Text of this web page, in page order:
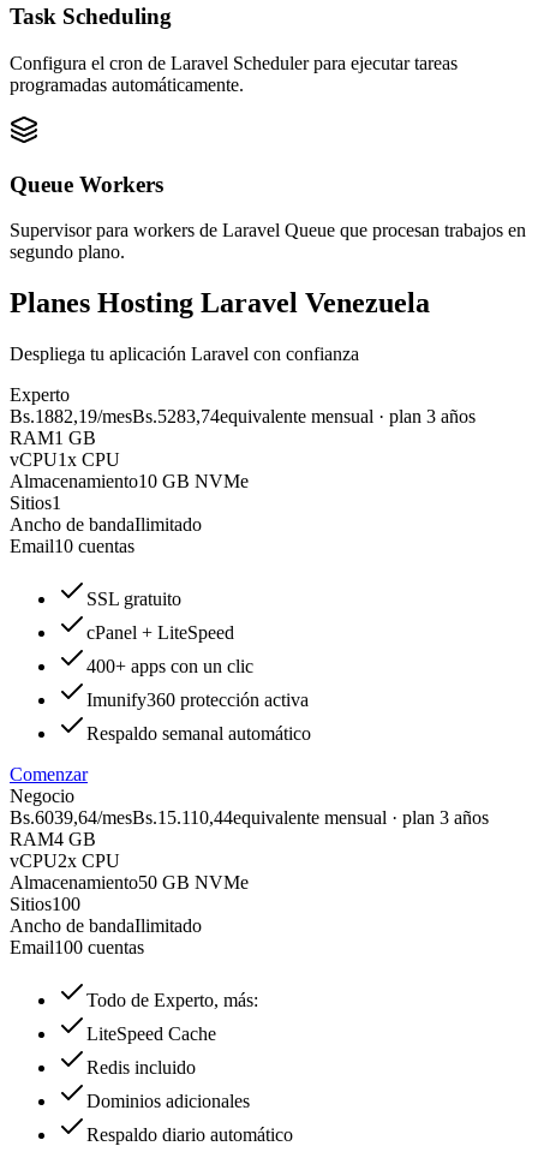
Task Scheduling
Configura el cron de Laravel Scheduler para ejecutar tareas
programadas automáticamente.
Queue Workers
Supervisor para workers de Laravel Queue que procesan trabajos en
segundo plano.
Planes Hosting Laravel Venezuela
Despliega tu aplicación Laravel con confianza
Experto
Bs.1882,19/mesBs.5283,74equivalente mensual · plan 3 años
RAM1 GB
vCPU1x CPU
Almacenamiento10 GB NVMe
Sitios1
Ancho de bandaIlimitado
Email10 cuentas
SSL gratuito
cPanel + LiteSpeed
400+ apps con un clic
Imunify360 protección activa
Respaldo semanal automático
Comenzar
Negocio
Bs.6039,64/mesBs.15.110,44equivalente mensual · plan 3 años
RAM4 GB
vCPU2x CPU
Almacenamiento50 GB NVMe
Sitios100
Ancho de bandaIlimitado
Email100 cuentas
Todo de Experto, más:
LiteSpeed Cache
Redis incluido
Dominios adicionales
Respaldo diario automático